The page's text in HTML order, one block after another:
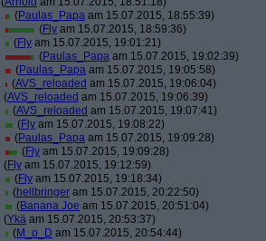
(Paulas_Papa am 15.07.2015, 18:55:39)
(Fly am 15.07.2015, 18:59:36)
(Fly am 15.07.2015, 19:01:21)
(Paulas_Papa am 15.07.2015, 19:02:39)
(Paulas_Papa am 15.07.2015, 19:05:58)
(AVS_reloaded am 15.07.2015, 19:06:04)
(AVS_reloaded am 15.07.2015, 19:06:39)
(AVS_reloaded am 15.07.2015, 19:07:41)
(Fly am 15.07.2015, 19:08:22)
(Paulas_Papa am 15.07.2015, 19:09:28)
(Fly am 15.07.2015, 19:09:28)
(Fly am 15.07.2015, 19:12:59)
(Fly am 15.07.2015, 19:18:34)
(hellbringer am 15.07.2015, 20:22:50)
(Banana Joe am 15.07.2015, 20:51:04)
(Ykä am 15.07.2015, 20:53:37)
(M_o_D am 15.07.2015, 20:54:44)